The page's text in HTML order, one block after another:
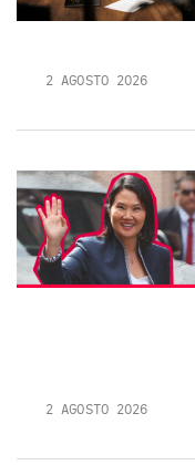
2 AGOSTO 2026
2 AGOSTO 2026